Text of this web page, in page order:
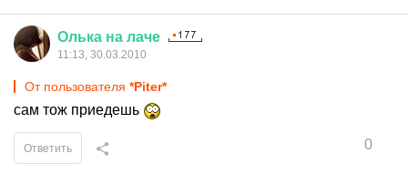
Олька на лаче
11:13, 30.03.2010
От пользователя *Piter*
сам тож приедешь
0
Ответить